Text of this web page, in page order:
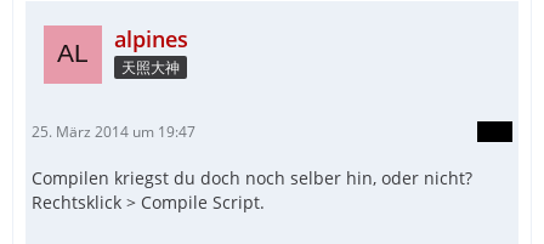
alpines
天照大神
25. März 2014 um 19:47
Compilen kriegst du doch noch selber hin, oder nicht?
Rechtsklick > Compile Script.